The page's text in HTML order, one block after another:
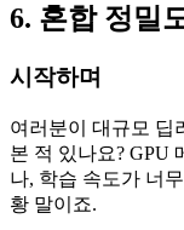
6. 혼합 정밀
시작하며
여러분이 대규모 딥
본 적 있나요? GPU
나, 학습 속도가 너
황 말이죠.